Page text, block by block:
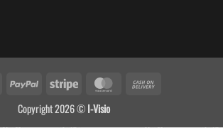
Visa PayPal Stripe MasterCard
Copyright 2026 ©I-Visio